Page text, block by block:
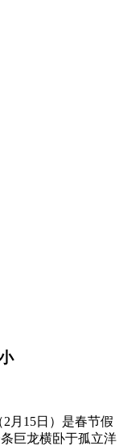
15日）是春节假
巨龙横卧于孤立洋